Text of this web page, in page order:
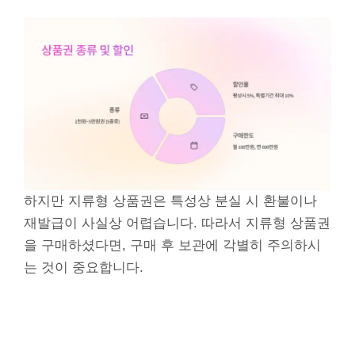
하지만 지류형 상품권은 특성상 분실 시 환불이나
재발급이 사실상 어렵습니다. 따라서 지류형 상품권
을 구매하셨다면, 구매 후 보관에 각별히 주의하시
는 것이 중요합니다.